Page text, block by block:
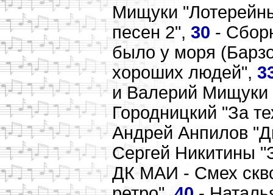
Мищуки
песен 2", 30 -
было у моря
хороших людей",
и Валерий Мищуки
Городницкий "За
Андрей Анпилов
Сергей Никитины
ДК МАИ - Смех